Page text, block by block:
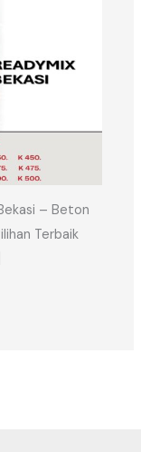
– Beton
Terbaik